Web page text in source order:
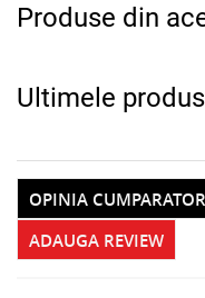
Produse din
Ultimele
ADAUGA REVIEW
OPINIA